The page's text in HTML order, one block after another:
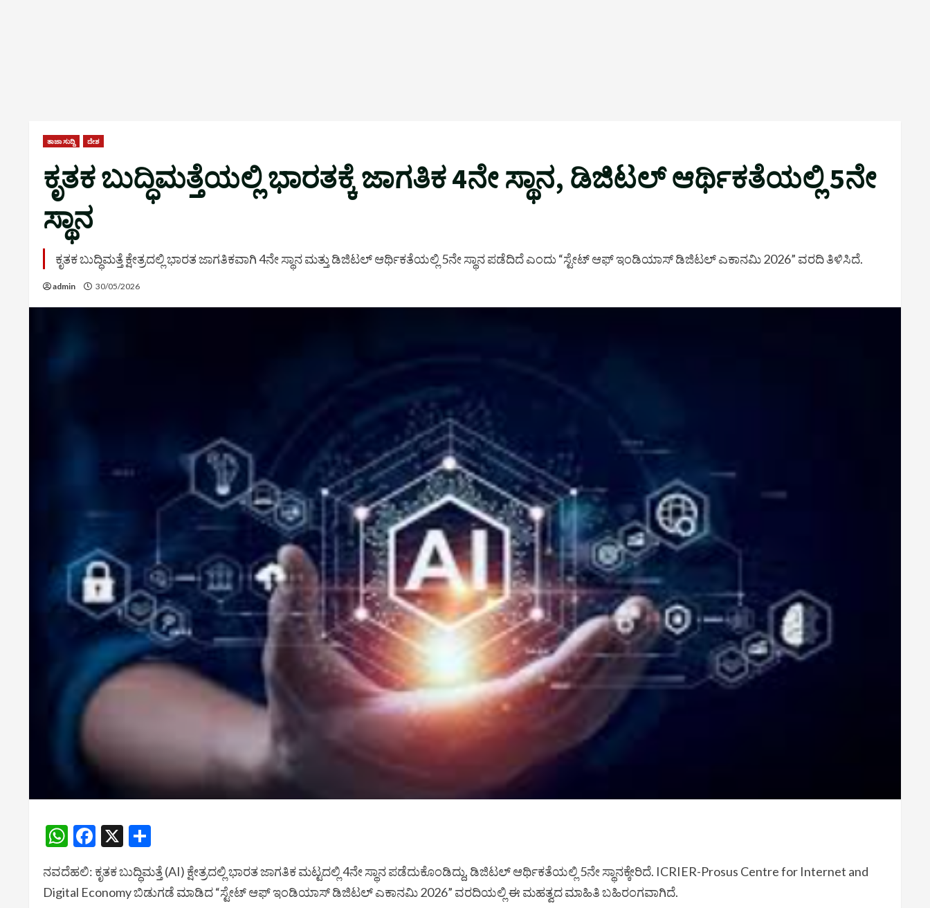
ತಾಜಾ ಸುದ್ದಿ ದೇಶ
ಕೃತಕ ಬುದ್ಧಿಮತ್ತೆಯಲ್ಲಿ ಭಾರತಕ್ಕೆ ಜಾಗತಿಕ 4ನೇ ಸ್ಥಾನ, ಡಿಜಿಟಲ್ ಆರ್ಥಿಕತೆಯಲ್ಲಿ 5ನೇ
ಸ್ಥಾನ
ಕೃತಕ ಬುದ್ಧಿಮತ್ತೆ ಕ್ಷೇತ್ರದಲ್ಲಿ ಭಾರತ ಜಾಗತಿಕವಾಗಿ 4ನೇ ಸ್ಥಾನ ಮತ್ತು ಡಿಜಿಟಲ್ ಆರ್ಥಿಕತೆಯಲ್ಲಿ 5ನೇ ಸ್ಥಾನ ಪಡೆದಿದೆ ಎಂದು “ಸ್ಟೇಟ್ ಆಫ್ ಇಂಡಿಯಾಸ್ ಡಿಜಿಟಲ್ ಎಕಾನಮಿ 2026” ವರದಿ ತಿಳಿಸಿದೆ.
admin 30/05/2026
WhatsApp
Facebook
X
ನವದೆಹಲಿ: ಕೃತಕ ಬುದ್ಧಿಮತ್ತೆ (AI) ಕ್ಷೇತ್ರದಲ್ಲಿ ಭಾರತ ಜಾಗತಿಕ ಮಟ್ಟದಲ್ಲಿ 4ನೇ ಸ್ಥಾನ ಪಡೆದುಕೊಂಡಿದ್ದು, ಡಿಜಿಟಲ್ ಆರ್ಥಿಕತೆಯಲ್ಲಿ 5ನೇ ಸ್ಥಾನಕ್ಕೇರಿದೆ. ICRIER-Prosus Centre for Internet and
Digital Economy ಬಿಡುಗಡೆ ಮಾಡಿದ “ಸ್ಟೇಟ್ ಆಫ್ ಇಂಡಿಯಾಸ್ ಡಿಜಿಟಲ್ ಎಕಾನಮಿ 2026” ವರದಿಯಲ್ಲಿ ಈ ಮಹತ್ವದ ಮಾಹಿತಿ ಬಹಿರಂಗವಾಗಿದೆ.